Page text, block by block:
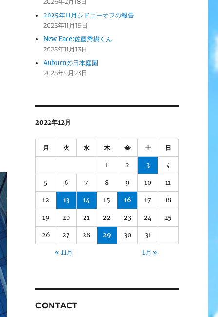
2025年11月シドニーオフの報告
2025年11月19日
New Face:佐藤秀樹くん
2025年11月13日
Auburnの日本庭園
2025年9月23日
2022年12月
月 火 水 木 金 土 日
1 2 3 4
5 6 7 8 9 10 11
12 13 14 15 16 17 18
19 20 21 22 23 24 25
26 27 28 29 30 31
« 11月 1月 »
CONTACT